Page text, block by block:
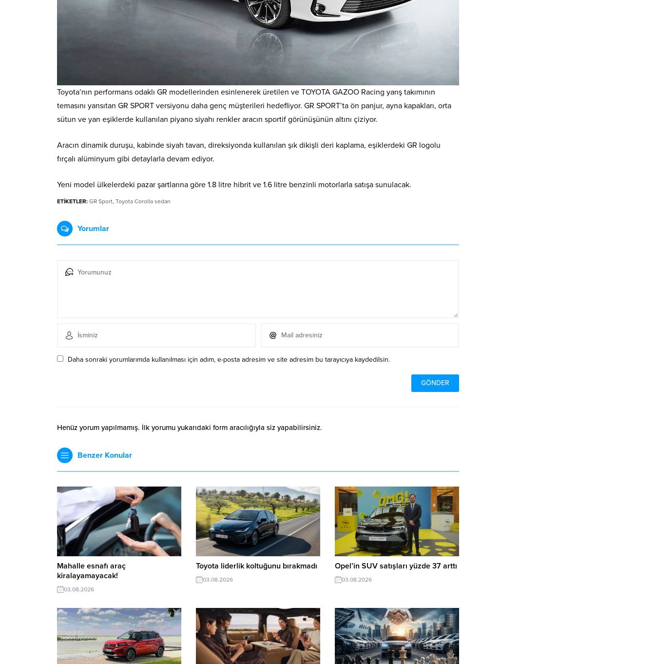
Toyota’nın performans odaklı GR modellerinden esinlenerek üretilen ve TOYOTA GAZOO Racing yarış takımının
temasını yansıtan GR SPORT versiyonu daha genç müşterileri hedefliyor. GR SPORT’ta ön panjur, ayna kapakları, orta
sütun ve yan eşiklerde kullanılan piyano siyahı renkler aracın sportif görünüşünün altını çiziyor.
Aracın dinamik duruşu, kabinde siyah tavan, direksiyonda kullanılan şık dikişli deri kaplama, eşiklerdeki GR logolu
fırçalı alüminyum gibi detaylarla devam ediyor.
Yeni model ülkelerdeki pazar şartlarına göre 1.8 litre hibrit ve 1.6 litre benzinli motorlarla satışa sunulacak.
ETİKETLER: GR Sport, Toyota Corolla sedan
Yorumlar
Daha sonraki yorumlarımda kullanılması için adım, e-posta adresim ve site adresim bu tarayıcıya kaydedilsin.
Henüz yorum yapılmamış. İlk yorumu yukarıdaki form aracılığıyla siz yapabilirsiniz.
Benzer Konular
Mahalle esnafı araç
kiralayamayacak!
03.08.2026
Toyota liderlik koltuğunu bırakmadı
03.08.2026
Opel’in SUV satışları yüzde 37 arttı
03.08.2026